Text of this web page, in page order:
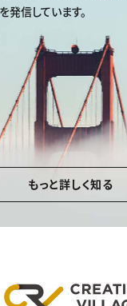
発信しています。
もっと詳しく知る